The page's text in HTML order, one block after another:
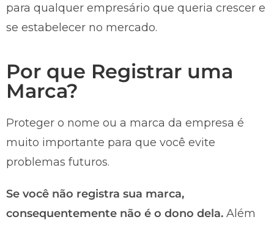
para qualquer empresário que queria crescer e
se estabelecer no mercado.
Por que Registrar uma
Marca?
Proteger o nome ou a marca da empresa é
muito importante para que você evite
problemas futuros.
Se você não registra sua marca,
consequentemente não é o dono dela. Além